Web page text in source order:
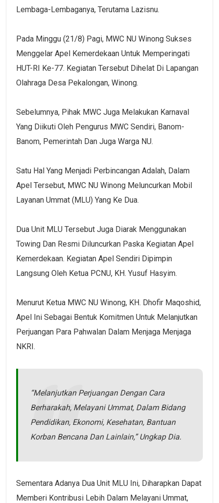
Lembaga-Lembaganya, Terutama Lazisnu.
Pada Minggu (21/8) Pagi, MWC NU Winong Sukses
Menggelar Apel Kemerdekaan Untuk Memperingati
HUT-RI Ke-77. Kegiatan Tersebut Dihelat Di Lapangan
Olahraga Desa Pekalongan, Winong.
Sebelumnya, Pihak MWC Juga Melakukan Karnaval
Yang Diikuti Oleh Pengurus MWC Sendiri, Banom-
Banom, Pemerintah Dan Juga Warga NU.
Satu Hal Yang Menjadi Perbincangan Adalah, Dalam
Apel Tersebut, MWC NU Winong Meluncurkan Mobil
Layanan Ummat (MLU) Yang Ke Dua.
Dua Unit MLU Tersebut Juga Diarak Menggunakan
Towing Dan Resmi Diluncurkan Paska Kegiatan Apel
Kemerdekaan. Kegiatan Apel Sendiri Dipimpin
Langsung Oleh Ketua PCNU, KH. Yusuf Hasyim.
Menurut Ketua MWC NU Winong, KH. Dhofir Maqoshid,
Apel Ini Sebagai Bentuk Komitmen Untuk Melanjutkan
Perjuangan Para Pahwalan Dalam Menjaga Menjaga
NKRI.
“Melanjutkan Perjuangan Dengan Cara
Berharakah, Melayani Ummat, Dalam Bidang
Pendidikan, Ekonomi, Kesehatan, Bantuan
Korban Bencana Dan Lainlain,” Ungkap Dia.
Sementara Adanya Dua Unit MLU Ini, Diharapkan Dapat
Memberi Kontribusi Lebih Dalam Melayani Ummat,